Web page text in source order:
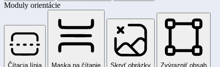
Moduly orientácie
Čítacia línia Maska na čítanie Skryť obrázky Zvýrazniť obsah